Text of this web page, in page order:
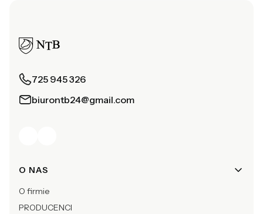
725 945 326
biurontb24@gmail.com
Linki w stopce
O NAS
O firmie
PRODUCENCI